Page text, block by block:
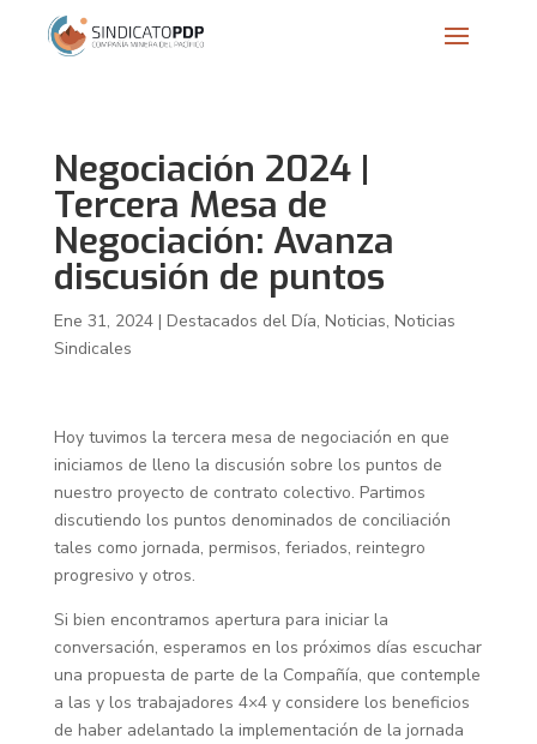
Negociación 2024 |
Tercera Mesa de
Negociación: Avanza
discusión de puntos
Ene 31, 2024| Destacados del Día, Noticias, Noticias
Sindicales
Hoy tuvimos la tercera mesa de negociación en que
iniciamos de lleno la discusión sobre los puntos de
nuestro proyecto de contrato colectivo. Partimos
discutiendo los puntos denominados de conciliación
tales como jornada, permisos, feriados, reintegro
progresivo y otros.
Si bien encontramos apertura para iniciar la
conversación, esperamos en los próximos días escuchar
una propuesta de parte de la Compañía, que contemple
a las y los trabajadores 4×4 y considere los beneficios
de haber adelantado la implementación de la jornada